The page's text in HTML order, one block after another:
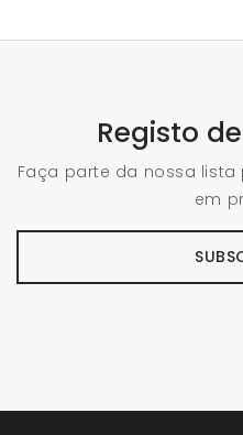
Registo
Faça parte da nossa
em